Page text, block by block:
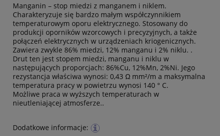
Manganin – stop miedzi z manganem i niklem.
Charakteryzuje się bardzo małym współczynnikiem
temperaturowym oporu elektrycznego. Stosowany do
produkcji oporników wzorcowych i precyzyjnych, a także
połączeń elektrycznych w urządzeniach kriogenicznych.
Zawiera zwykle 86% miedzi, 12% manganu i 2% niklu. .
Drut ten jest stopem miedzi, manganu i niklu w
następujących proporcjach: 86%Cu, 12%Mn, 2%Ni. Jego
rezystancja właściwa wynosi: 0,43 Ω mm²/m a maksymalna
temperatura pracy w powietrzu wynosi 140 ° C.
Możliwe praca w wyższych temperaturach w
nieutleniającej atmosferze..
Dodatkowe informacje: